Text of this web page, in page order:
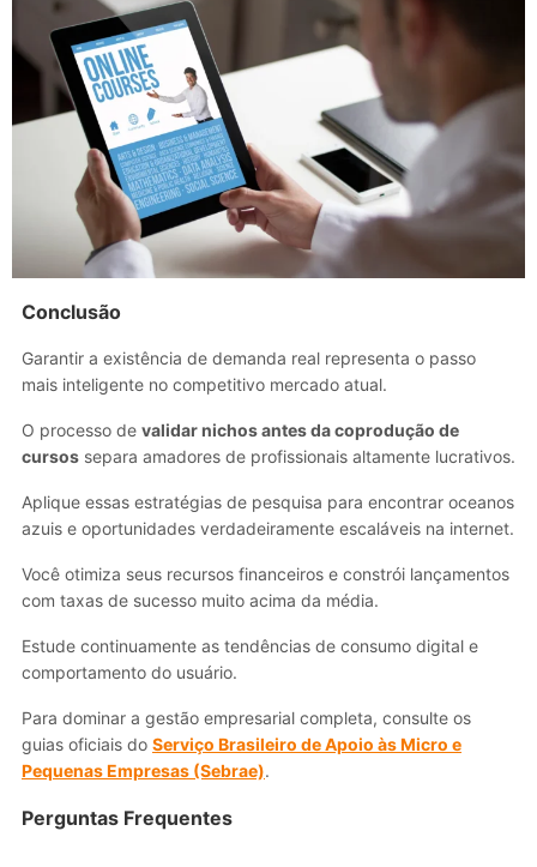
Conclusão
Garantir a existência de demanda real representa o passo
mais inteligente no competitivo mercado atual.
O processo de validar nichos antes da coprodução de
cursos separa amadores de profissionais altamente lucrativos.
Aplique essas estratégias de pesquisa para encontrar oceanos
azuis e oportunidades verdadeiramente escaláveis na internet.
Você otimiza seus recursos financeiros e constrói lançamentos
com taxas de sucesso muito acima da média.
Estude continuamente as tendências de consumo digital e
comportamento do usuário.
Para dominar a gestão empresarial completa, consulte os
guias oficiais do Serviço Brasileiro de Apoio às Micro e
Pequenas Empresas (Sebrae).
Perguntas Frequentes